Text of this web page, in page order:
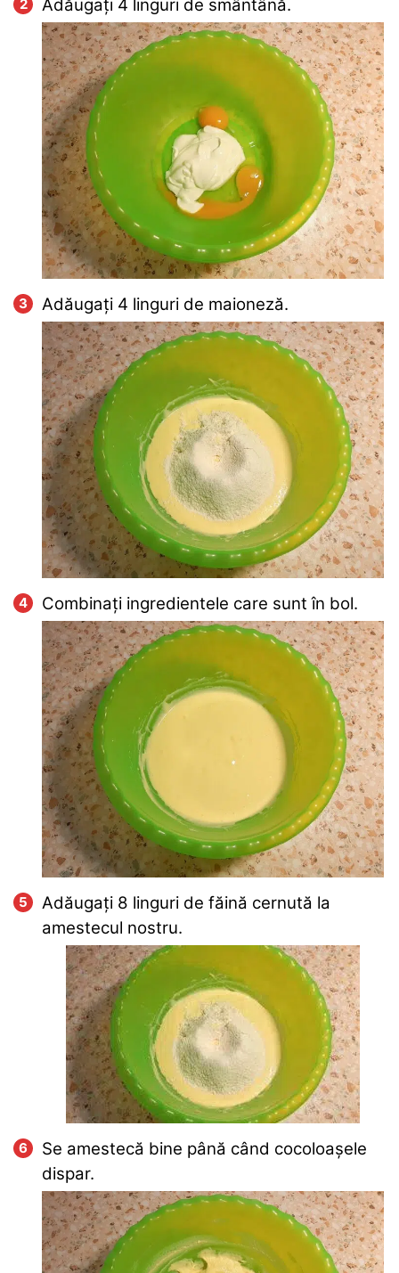
Adăugați 4 linguri de smântână.
Adăugați 4 linguri de maioneză.
Combinați ingredientele care sunt în bol.
Adăugați 8 linguri de făină cernută la
amestecul nostru.
Se amestecă bine până când cocoloașele
dispar.